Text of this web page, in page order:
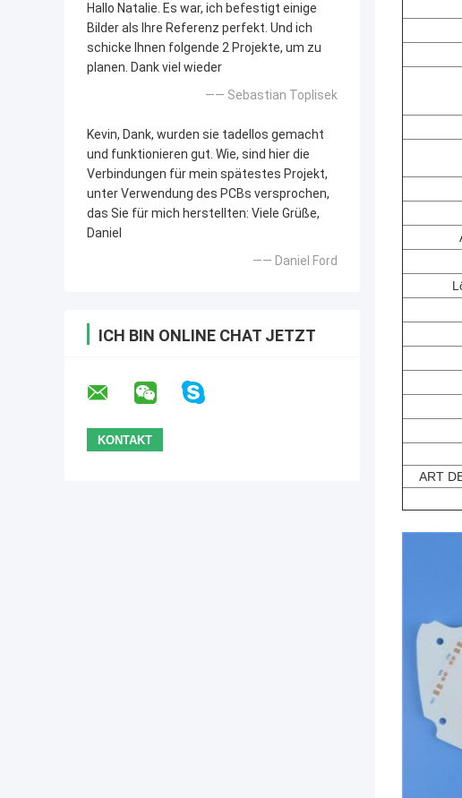
Hallo Natalie. Es war, ich befestigt einige
Bilder als Ihre Referenz perfekt. Und ich
schicke Ihnen folgende 2 Projekte, um zu
planen. Dank viel wieder
—— Sebastian Toplisek
Kevin, Dank, wurden sie tadellos gemacht
und funktionieren gut. Wie, sind hier die
Verbindungen für mein spätestes Projekt,
unter Verwendung des PCBs versprochen,
das Sie für mich herstellten: Viele Grüße,
Daniel
—— Daniel Ford
ICH BIN ONLINE CHAT JETZT
ART